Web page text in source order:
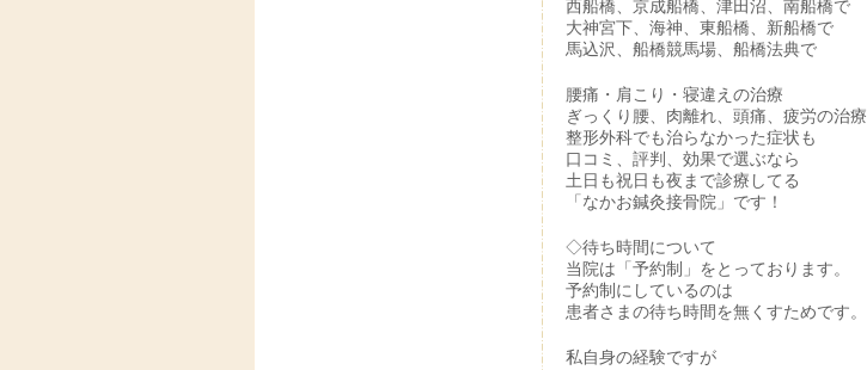
西船橋、京成船橋、津田沼、南船橋で
大神宮下、海神、東船橋、新船橋で
馬込沢、船橋競馬場、船橋法典で
腰痛・肩こり・寝違えの治療
ぎっくり腰、肉離れ、頭痛、疲労の治療
整形外科でも治らなかった症状も
口コミ、評判、効果で選ぶなら
土日も祝日も夜まで診療してる
「なかお鍼灸接骨院」です！
◇待ち時間について
当院は「予約制」をとっております。
予約制にしているのは
患者さまの待ち時間を無くすためです。
私自身の経験ですが